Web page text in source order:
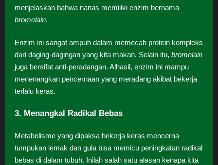
menjelaskan bahwa nanas memiliki enzim bernama
bromelain.
Enzim ini sangat ampuh dalam memecah protein kompleks
dari daging-dagingan yang kita makan. Selain itu, bromelain
juga bersifat anti-peradangan. Alhasil, enzim ini mampu
menenangkan pencernaan yang meradang akibat bekerja
terlalu keras.
3. Menangkal Radikal Bebas
Metabolisme yang dipaksa bekerja keras mencerna
tumpukan lemak dan gula bisa memicu peningkatan radikal
bebas di dalam tubuh. Inilah salah satu alasan kenapa kita